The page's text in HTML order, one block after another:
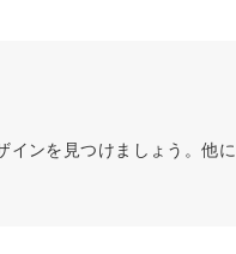
ンを見つけましょう。他